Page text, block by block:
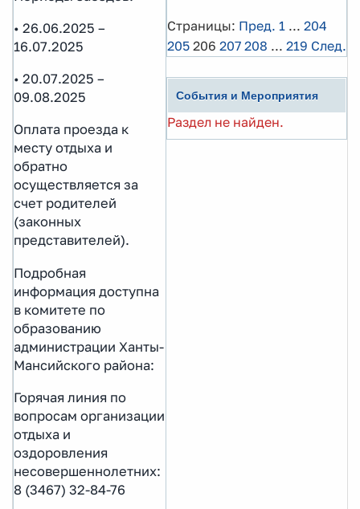
• 26.06.2025 –
16.07.2025
• 20.07.2025 –
09.08.2025
Оплата проезда к
месту отдыха и
обратно
осуществляется за
счет родителей
(законных
представителей).
Подробная
информация доступна
в комитете по
образованию
администрации Ханты-
Мансийского района:
Горячая линия по
вопросам организации
отдыха и
оздоровления
несовершеннолетних:
8 (3467) 32-84-76
Страницы: Пред. 1 ... 204
205 206 207 208 ... 219 След.
События и Мероприятия
Раздел не найден.